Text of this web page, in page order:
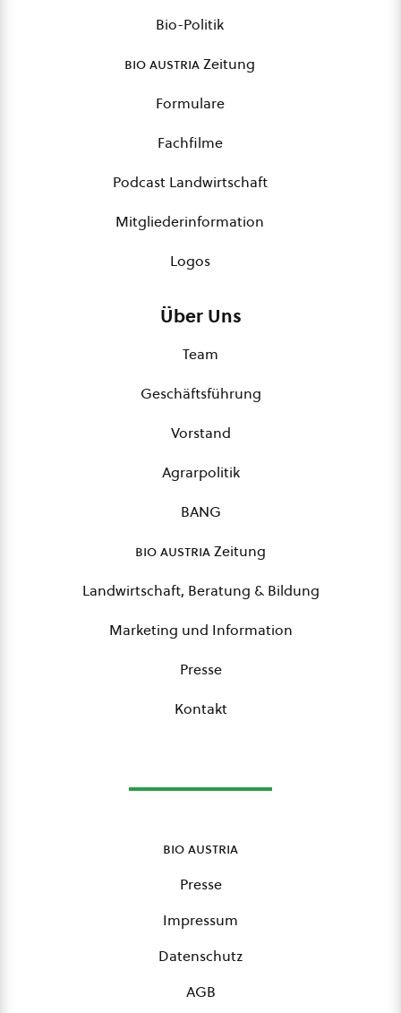
Bio-Politik
bio austriaZeitung
Formulare
Fachfilme
Podcast Landwirtschaft
Mitgliederinformation
Logos
Über Uns
Team
Geschäftsführung
Vorstand
Agrarpolitik
BANG
bio austriaZeitung
Landwirtschaft, Beratung & Bildung
Marketing und Information
Presse
Kontakt
bio austria
Presse
Impressum
Datenschutz
AGB